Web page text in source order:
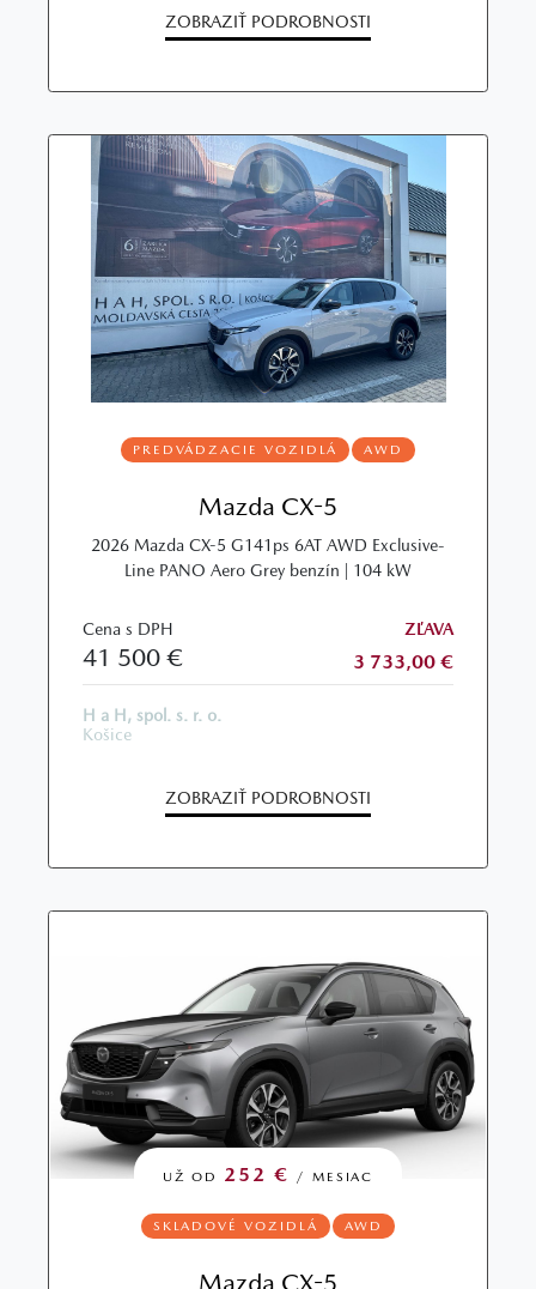
ZOBRAZIŤ PODROBNOSTI
PREDVÁDZACIE VOZIDLÁ AWD
Mazda CX-5
2026 Mazda CX-5 G141ps 6AT AWD Exclusive-
Line PANO Aero Grey benzín | 104 kW
Cena s DPH
41 500 €
ZĽAVA
3 733,00 €
H a H, spol. s. r. o.
Košice
ZOBRAZIŤ PODROBNOSTI
UŽ OD 252 € / MESIAC
SKLADOVÉ VOZIDLÁ AWD
Mazda CX-5